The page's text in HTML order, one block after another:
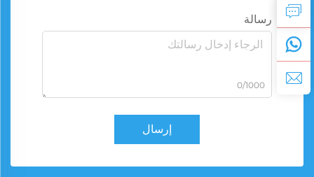
رسالة
0/1000
إرسال